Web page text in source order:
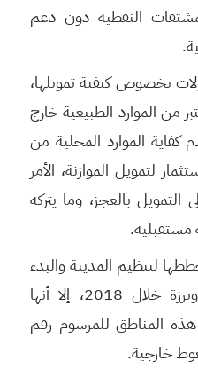
النفطية دون دعم
2019 تساؤلات بخصوص كيفية تمويلها،
من الموارد الطبيعية خارج
الموارد المحلية من
لتمويل الموازنة، الأمر
التمويل بالعجز، وما يتركه
لتنظيم المدينة والبدء
بمناطق جوبر والقابون وبرزة خلال 2018، إلا أنها
المناطق للمرسوم رقم